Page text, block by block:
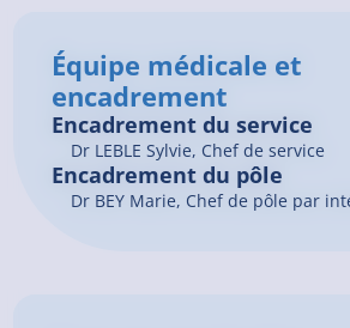
Équipe médicale et
encadrement
Encadrement du service
Dr LEBLE Sylvie, Chef de service
Encadrement du pôle
Dr BEY Marie, Chef de pôle par